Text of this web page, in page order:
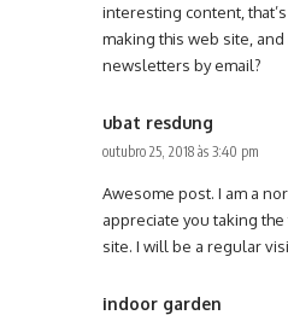
interesting content,
making this web site,
newsletters by email?
ubat resdung
outubro 25, 2018 às 3:40 pm
Awesome post. I am a
appreciate you taking
site. I will be a regular
indoor garden